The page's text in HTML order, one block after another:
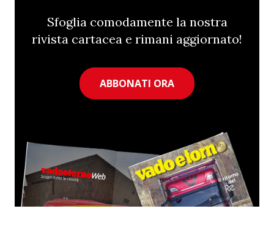
Sfoglia comodamente la nostra
rivista cartacea e rimani aggiornato!
ABBONATI ORA